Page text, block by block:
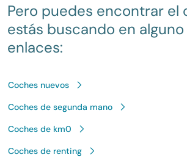
Pero puedes encontrar el
estás buscando en
enlaces:
Coches nuevos
Coches de segunda mano
Coches de km0
Coches de renting